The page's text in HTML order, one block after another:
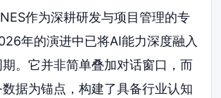
作为深耕研发与项目管理的专
年的演进中已将AI能力深度融入
。它并非简单叠加对话窗口，而
据为锚点，构建了具备行业认知